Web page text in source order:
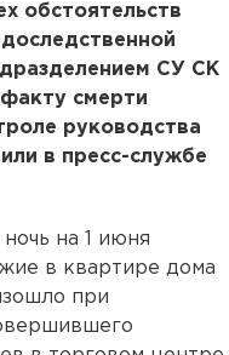
обстоятельств
СУ СК
смерти
руководства
в пресс-службе
на 1 июня
в квартире дома
при